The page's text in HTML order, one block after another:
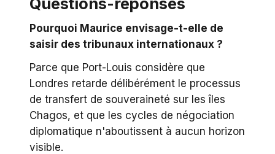
Pourquoi Maurice envisage-t-elle de
saisir des tribunaux internationaux ?
Parce que Port-Louis considère que
Londres retarde délibérément le processus
de transfert de souveraineté sur les îles
Chagos, et que les cycles de négociation
diplomatique n'aboutissent à aucun horizon
visible.